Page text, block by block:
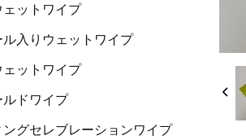
ットワイプ
ル入りウェットワイプ
ェットワイプ
ルドワイプ
ングセレブレーションワイプ